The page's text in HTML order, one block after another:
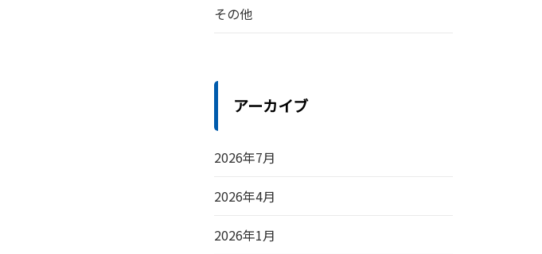
その他
アーカイブ
2026年7月
2026年4月
2026年1月